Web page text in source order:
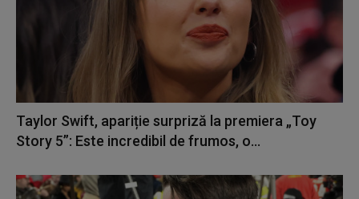
Taylor Swift, apariție surpriză la premiera „Toy
Story 5”: Este incredibil de frumos, o...